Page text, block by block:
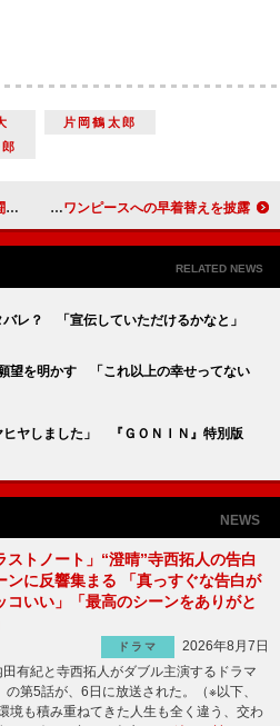
片岡鶴太郎
土屋太鳳、生まれ変わるなら「イルカになりたい」 緑から白のワンピースへの早着替えを披露
RELATED NEWS
レ？ 「宣伝していただけるかなと」
望を明かす 「これ以上の幸せってない
ヒヤしました」 『ＧＯＮＩＮ』特別版
NEWS
ストノート」“澄晴”寺西拓人の告白
ンに反響集まる 「真っすぐな告白が
コいい」「最高のシーンをありがと
ドラマ
2026年8月7日
有紀と寺西拓人がダブル主演するドラマ
の第5話が、6日に放送された。（※以下、
も積み重ねてきた人生も全く違う、交わ